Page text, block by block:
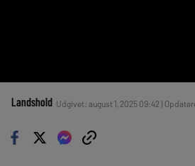
Landshold Udgivet: august 1, 2025 09:42 |